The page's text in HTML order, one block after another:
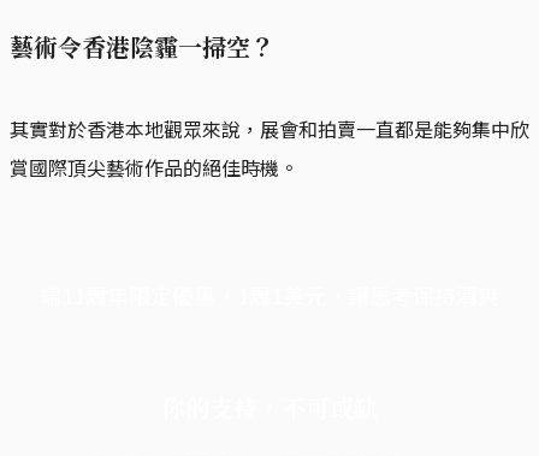
藝術令香港陰霾一掃空？
其實對於香港本地觀眾來說，展會和拍賣一直都是能夠集中欣
賞國際頂尖藝術作品的絕佳時機。